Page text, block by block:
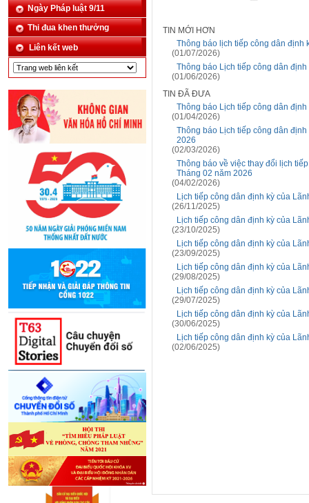
Ngày Pháp luật 9/11
Thi đua khen thưởng
Liên kết web
TIN MỚI HƠN
Thông báo lịch tiếp công dân định
(01/07/2026)
Thông báo Lịch tiếp công dân
(01/06/2026)
TIN ĐÃ ĐƯA
Thông báo Lịch tiếp công dân
(01/04/2026)
Thông báo Lịch tiếp công dân
2026
(02/03/2026)
Thông báo về việc thay đổi lịch
Tháng 02 năm 2026
(04/02/2026)
Lịch tiếp công dân định kỳ của
(26/11/2025)
Lịch tiếp công dân định kỳ của
(23/10/2025)
Lịch tiếp công dân định kỳ của
(23/09/2025)
Lịch tiếp công dân định kỳ của
(29/08/2025)
Lịch tiếp công dân định kỳ của
(29/07/2025)
Lịch tiếp công dân định kỳ của
(30/06/2025)
Lịch tiếp công dân định kỳ của
(02/06/2025)